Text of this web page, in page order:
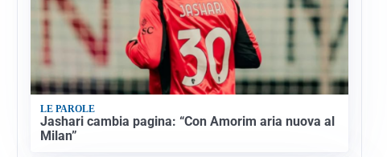
LE PAROLE
Jashari cambia pagina: “Con Amorim aria nuova al
Milan”